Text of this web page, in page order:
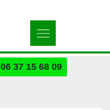
06 37 15 68 09